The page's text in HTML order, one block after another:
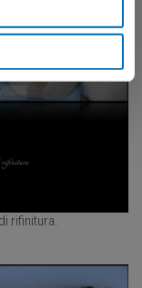
rifinitura.